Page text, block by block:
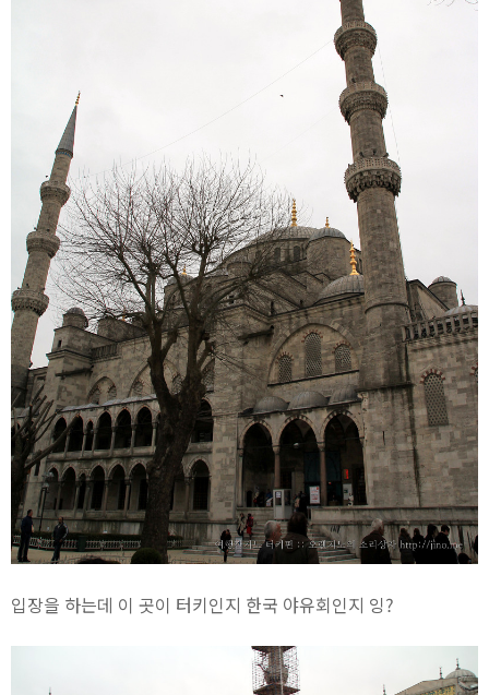
입장을 하는데 이 곳이 터키인지 한국 야유회인지 잉?